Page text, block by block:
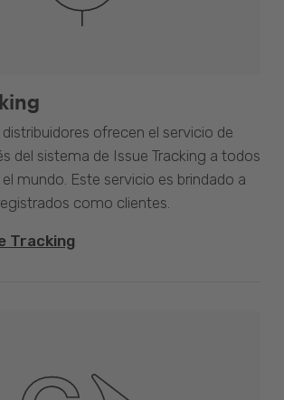
distribuidores ofrecen el servicio de
del sistema de Issue Tracking a todos
mundo. Este servicio es brindado a
como clientes.
Tracking